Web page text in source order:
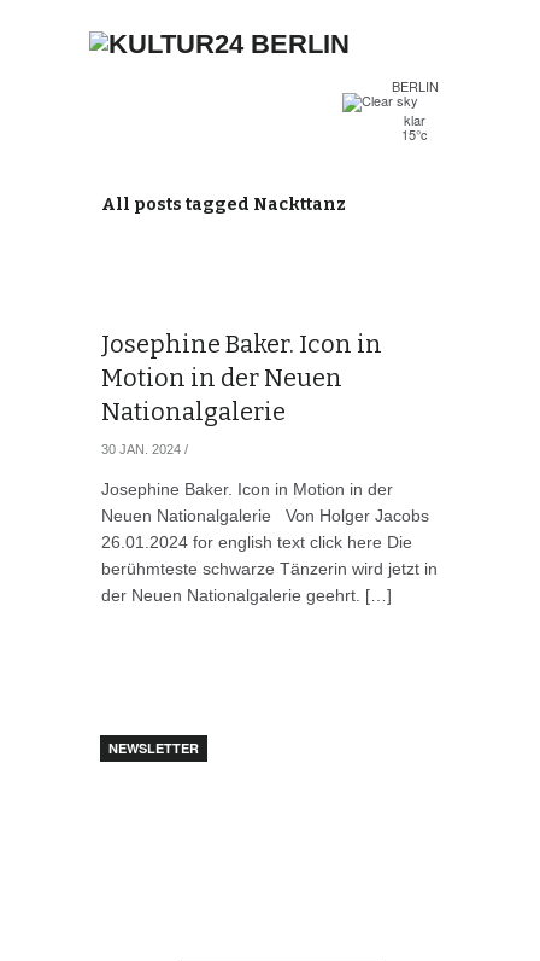
BERLIN
klar
15°c
All posts tagged Nackttanz
Josephine Baker. Icon in
Motion in der Neuen
Nationalgalerie
30 JAN. 2024 /
Josephine Baker. Icon in Motion in der
Neuen Nationalgalerie Von Holger Jacobs
26.01.2024 for english text click here Die
berühmteste schwarze Tänzerin wird jetzt in
der Neuen Nationalgalerie geehrt. […]
NEWSLETTER